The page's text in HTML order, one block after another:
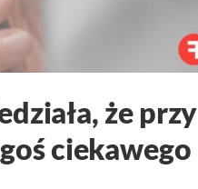
że przy
ciekawego